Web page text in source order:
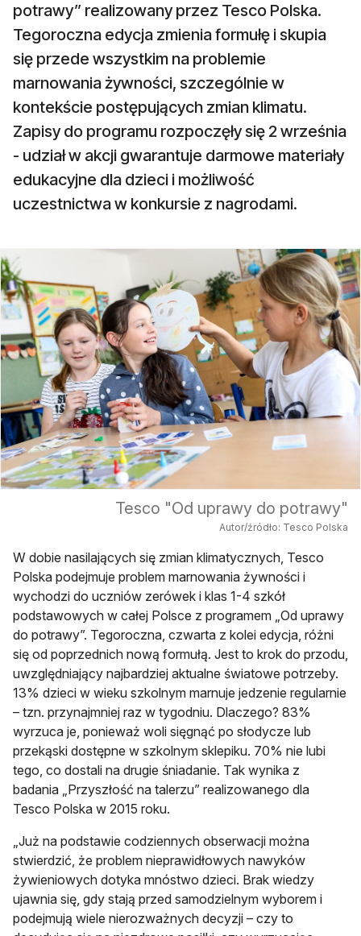
potrawy” realizowany przez Tesco Polska.
Tegoroczna edycja zmienia formułę i skupia
się przede wszystkim na problemie
marnowania żywności, szczególnie w
kontekście postępujących zmian klimatu.
Zapisy do programu rozpoczęły się 2 września
- udział w akcji gwarantuje darmowe materiały
edukacyjne dla dzieci i możliwość
uczestnictwa w konkursie z nagrodami.
Tesco "Od uprawy do potrawy"
Autor/źródło: Tesco Polska
W dobie nasilających się zmian klimatycznych, Tesco
Polska podejmuje problem marnowania żywności i
wychodzi do uczniów zerówek i klas 1-4 szkół
podstawowych w całej Polsce z programem „Od uprawy
do potrawy”. Tegoroczna, czwarta z kolei edycja, różni
się od poprzednich nową formułą. Jest to krok do przodu,
uwzględniający najbardziej aktualne światowe potrzeby.
13% dzieci w wieku szkolnym marnuje jedzenie regularnie
– tzn. przynajmniej raz w tygodniu. Dlaczego? 83%
wyrzuca je, ponieważ woli sięgnąć po słodycze lub
przekąski dostępne w szkolnym sklepiku. 70% nie lubi
tego, co dostali na drugie śniadanie. Tak wynika z
badania „Przyszłość na talerzu” realizowanego dla
Tesco Polska w 2015 roku.
„Już na podstawie codziennych obserwacji można
stwierdzić, że problem nieprawidłowych nawyków
żywieniowych dotyka mnóstwo dzieci. Brak wiedzy
ujawnia się, gdy stają przed samodzielnym wyborem i
podejmują wiele nierozważnych decyzji – czy to